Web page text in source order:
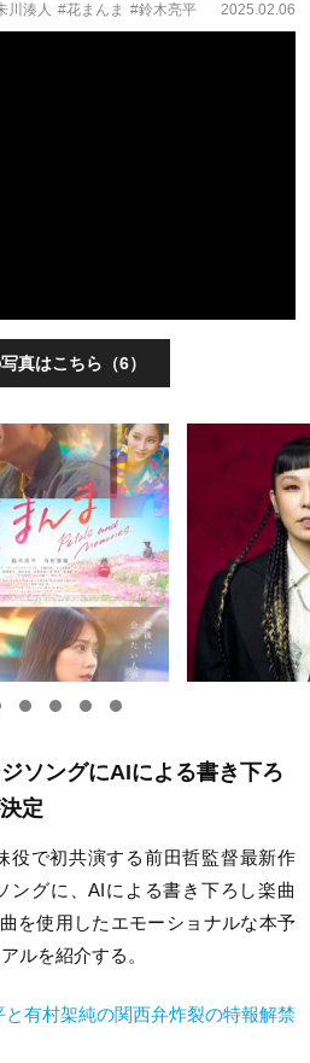
川湊人 #花まんま #鈴木亮平 2025.02.06
真はこちら（6）
ソングにAIによる書き下ろ
定
役で初共演する前田哲監督最新作
ングに、AIによる書き下ろし楽曲
を使用したエモーショナルな本予
ルを紹介する。
有村架純の関西弁炸裂の特報解禁